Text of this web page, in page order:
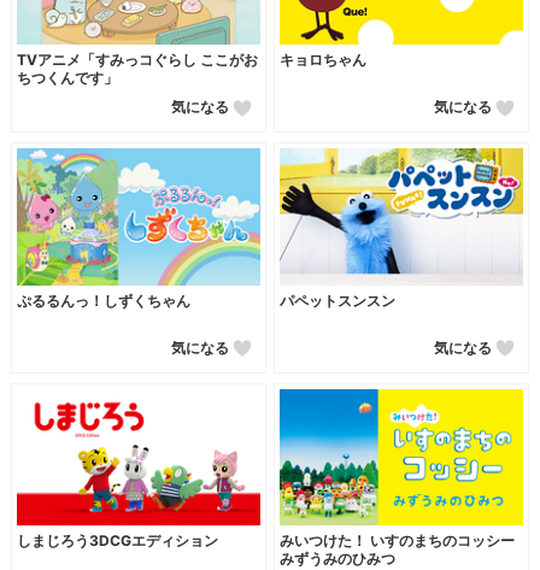
TVアニメ「すみっコぐらし ここがお
ちつくんです」
気になる
キョロちゃん
気になる
ぷるるんっ！しずくちゃん
気になる
パペットスンスン
気になる
しまじろう3DCGエディション
みいつけた！ いすのまちのコッシー
みずうみのひみつ